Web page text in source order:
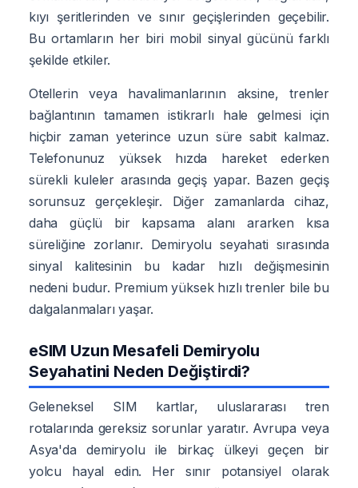
kıyı şeritlerinden ve sınır geçişlerinden geçebilir.
Bu ortamların her biri mobil sinyal gücünü farklı
şekilde etkiler.
Otellerin veya havalimanlarının aksine, trenler
bağlantının tamamen istikrarlı hale gelmesi için
hiçbir zaman yeterince uzun süre sabit kalmaz.
Telefonunuz yüksek hızda hareket ederken
sürekli kuleler arasında geçiş yapar. Bazen geçiş
sorunsuz gerçekleşir. Diğer zamanlarda cihaz,
daha güçlü bir kapsama alanı ararken kısa
süreliğine zorlanır. Demiryolu seyahati sırasında
sinyal kalitesinin bu kadar hızlı değişmesinin
nedeni budur. Premium yüksek hızlı trenler bile bu
dalgalanmaları yaşar.
eSIM Uzun Mesafeli Demiryolu
Seyahatini Neden Değiştirdi?
Geleneksel SIM kartlar, uluslararası tren
rotalarında gereksiz sorunlar yaratır. Avrupa veya
Asya'da demiryolu ile birkaç ülkeyi geçen bir
yolcu hayal edin. Her sınır potansiyel olarak